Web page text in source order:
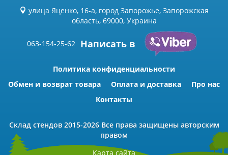
улица Яценко, 16-а, город Запорожье, Запорожская
область, 69000, Украина
063-154-25-62 Написать в
Политика конфиденциальности
Обмен и возврат товара
Оплата и доставка
Про нас
Контакты
Склад стендов2015-2026 Всe права защищены авторским
правом
Карта сайта